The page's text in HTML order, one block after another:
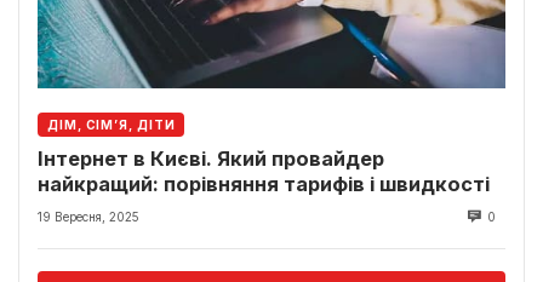
ДІМ, СІМ’Я, ДІТИ
Інтернет в Києві. Який провайдер
найкращий: порівняння тарифів і швидкості
19 Вересня, 2025 0